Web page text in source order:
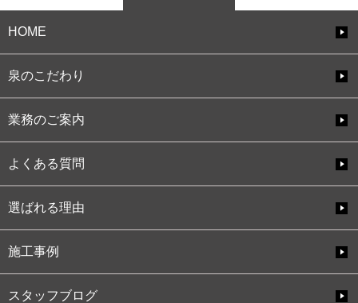
HOME
泉のこだわり
業務のご案内
よくある質問
選ばれる理由
施工事例
スタッフブログ